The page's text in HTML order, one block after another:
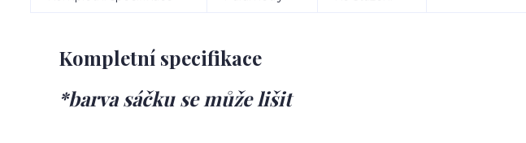
Kompletní specifikace
*barva sáčku se může lišit